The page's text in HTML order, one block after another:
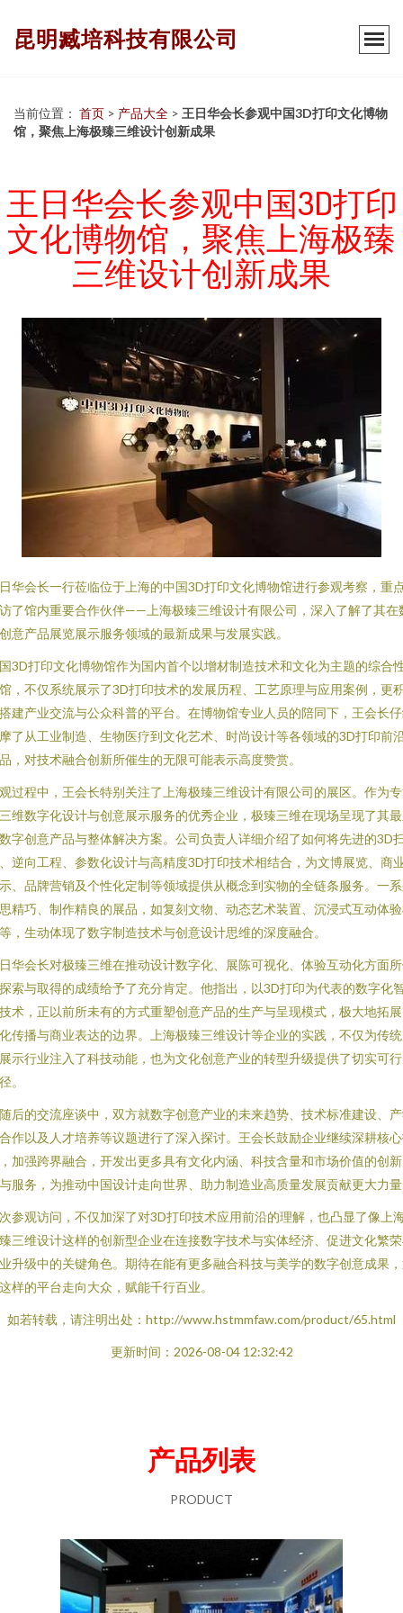
昆明臧培科技有限公司
当前位置： 首页 > 产品大全 > 王日华会长参观中国3D打印文化博物
馆，聚焦上海极臻三维设计创新成果
王日华会长参观中国3D打印
文化博物馆，聚焦上海极臻
三维设计创新成果
华会长一行莅临位于上海的中国3D打印文化博物馆进行参观考察，重
了馆内重要合作伙伴——上海极臻三维设计有限公司，深入了解了其在
意产品展览展示服务领域的最新成果与发展实践。
3D打印文化博物馆作为国内首个以增材制造技术和文化为主题的综合
，不仅系统展示了3D打印技术的发展历程、工艺原理与应用案例，更
建产业交流与公众科普的平台。在博物馆专业人员的陪同下，王会长
了从工业制造、生物医疗到文化艺术、时尚设计等各领域的3D打印前
，对技术融合创新所催生的无限可能表示高度赞赏。
过程中，王会长特别关注了上海极臻三维设计有限公司的展区。作为
维数字化设计与创意展示服务的优秀企业，极臻三维在现场呈现了其
字创意产品与整体解决方案。公司负责人详细介绍了如何将先进的3D
逆向工程、参数化设计与高精度3D打印技术相结合，为文博展览、商
、品牌营销及个性化定制等领域提供从概念到实物的全链条服务。一
精巧、制作精良的展品，如复刻文物、动态艺术装置、沉浸式互动体
，生动体现了数字制造技术与创意设计思维的深度融合。
华会长对极臻三维在推动设计数字化、展陈可视化、体验互动化方面
索与取得的成绩给予了充分肯定。他指出，以3D打印为代表的数字化
术，正以前所未有的方式重塑创意产品的生产与呈现模式，极大地拓
传播与商业表达的边界。上海极臻三维设计等企业的实践，不仅为传
示行业注入了科技动能，也为文化创意产业的转型升级提供了切实可
。
后的交流座谈中，双方就数字创意产业的未来趋势、技术标准建设、
作以及人才培养等议题进行了深入探讨。王会长鼓励企业继续深耕核
加强跨界融合，开发出更多具有文化内涵、科技含量和市场价值的创
服务，为推动中国设计走向世界、助力制造业高质量发展贡献更大力
参观访问，不仅加深了对3D打印技术应用前沿的理解，也凸显了像上
三维设计这样的创新型企业在连接数字技术与实体经济、促进文化繁
升级中的关键角色。期待在能有更多融合科技与美学的数字创意成果
样的平台走向大众，赋能千行百业。
如若转载，请注明出处：http://www.hstmmfaw.com/product/65.html
更新时间：2026-08-04 12:32:42
产品列表
PRODUCT